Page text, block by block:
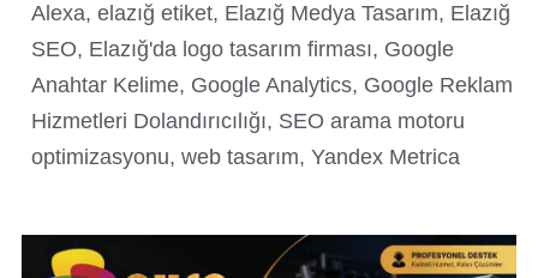
Alexa, elazığ etiket, Elazığ Medya Tasarım, Elazığ
SEO, Elazığ'da logo tasarım firması, Google
Anahtar Kelime, Google Analytics, Google Reklam
Hizmetleri Dolandırıcılığı, SEO arama motoru
optimizasyonu, web tasarım, Yandex Metrica